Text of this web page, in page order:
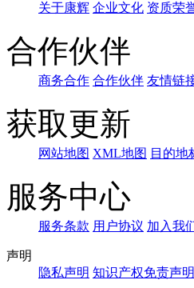
关于康辉 企业文化 资质荣
合作伙伴
商务合作 合作伙伴 友情链
获取更新
网站地图 XML地图 目的地
服务中心
服务条款 用户协议 加入我
声明
隐私声明 知识产权免责声明